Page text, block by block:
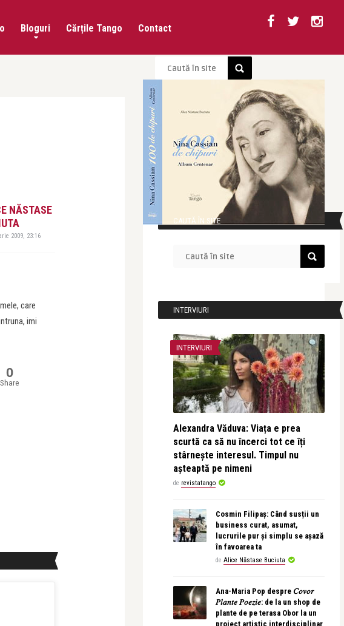
Bloguri Cărțile Tango Contact
NĂSTASE
2009, 23:16
care
imi
0
Share
CAUTĂ ÎN SITE
INTERVIURI
INTERVIURI
Alexandra Văduva: Viața e prea
scurtă ca să nu încerci tot ce îți
stârnește interesul. Timpul nu
așteaptă pe nimeni
de revistatango
Cosmin Filipaș: Când susții un
business curat, asumat,
lucrurile pur și simplu se așază
în favoarea ta
de Alice Năstase Buciuta
Ana-Maria Pop despre 𝐶𝑜𝑣𝑜𝑟
𝑃𝑙𝑎𝑛𝑡𝑒 𝑃𝑜𝑒𝑧𝑖𝑒: de la un shop de
plante de pe terasa Obor la un
proiect artistic interdisciplinar